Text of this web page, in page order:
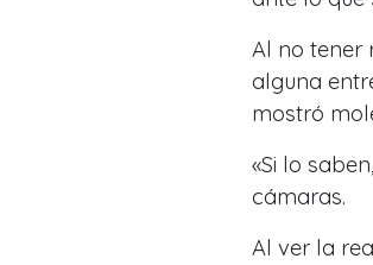
Al no tener
alguna
mostró
«Si lo
cámaras.
Al ver la